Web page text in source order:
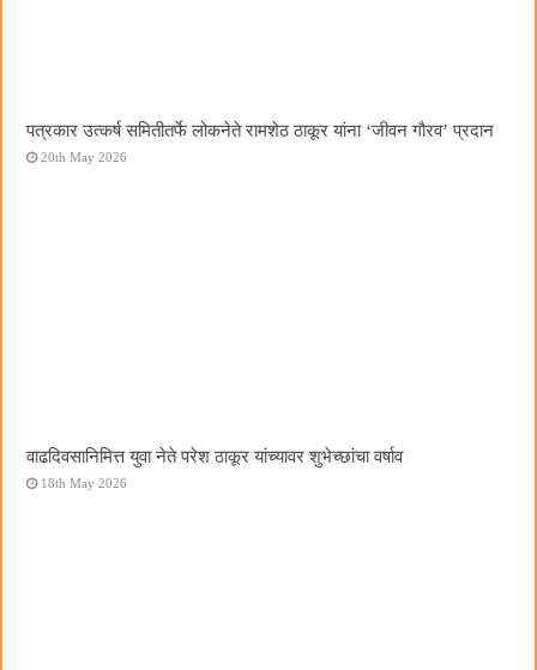
पत्रकार उत्कर्ष समितीतर्फे लोकनेते रामशेठ ठाकूर यांना ‌‘जीवन गौरव‌’ प्रदान
20th May 2026
वाढदिवसानिमित्त युवा नेते परेश ठाकूर यांच्यावर शुभेच्छांचा वर्षाव
18th May 2026